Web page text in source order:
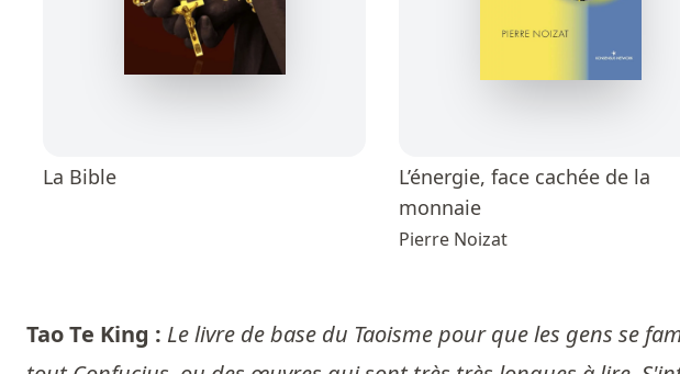
La Bible
L’énergie, face cachée de la
monnaie
Pierre Noizat
Tao Te King : Le livre de base du Taoisme pour que les gens se